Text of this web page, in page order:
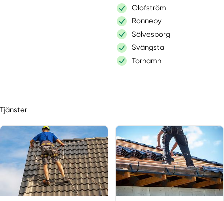
Olofström
Ronneby
Sölvesborg
Svängsta
Torhamn
Tjänster